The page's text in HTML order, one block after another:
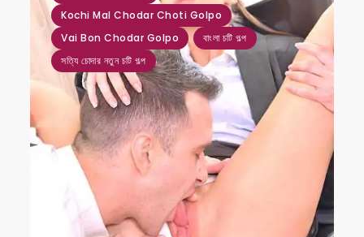
Kochi Mal Chodar Choti Golpo
Vai Bon Chodar Golpo বাংলা চটি গল্প
সত্যি চোদার নতুন চটি গল্প